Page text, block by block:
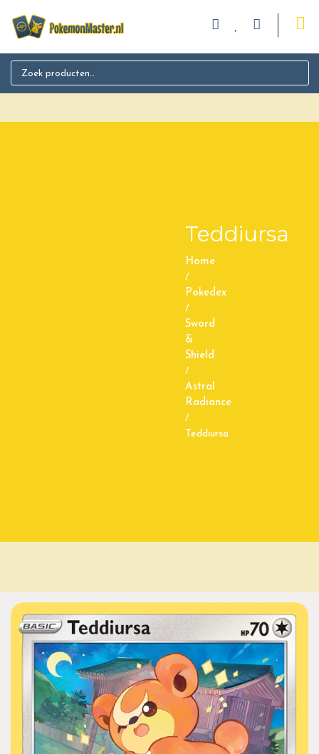
Search for:
Teddiursa
Home
/
Pokedex
/
Sword
&
Shield
/
Astral
Radiance
/
Teddiursa